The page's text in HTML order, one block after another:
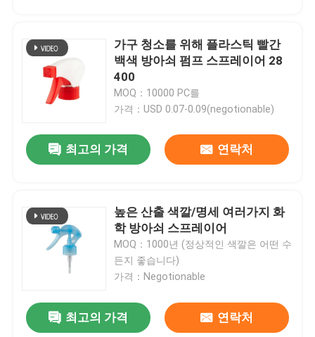
동영상
가구 청소를 위해 플라스틱 빨간
백색 방아쇠 펌프 스프레이어 28
400
MOQ：10000 PC를
가격：USD 0.07-0.09(negotionable)
최고의 가격 연락처
높은 산출 색깔/명세 여러가지 화
학 방아쇠 스프레이어
MOQ：1000년 (정상적인 색깔은 어떤 수
든지 좋습니다)
가격：Negotionable
최고의 가격 연락처
비 플라스틱 PP 손 방아쇠 스프레이어 산성 저항하는 방아쇠 스프레이어 유출